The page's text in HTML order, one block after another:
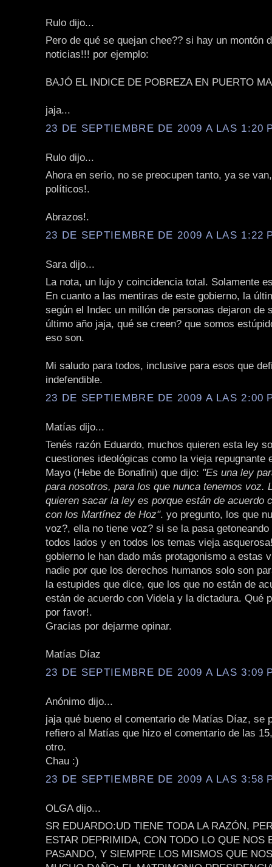
Rulo dijo...
Pero de qué se quejan chee?? si hay un montón
noticias!!! por ejemplo:
BAJÓ EL INDICE DE POBREZA EN PUERTO
jaja...
23 DE SEPTIEMBRE DE 2009 A LAS 1:20
Rulo dijo...
Ahora en serio, no se preocupen tanto, ya se
políticos!.
Abrazos!.
23 DE SEPTIEMBRE DE 2009 A LAS 1:22
Sara dijo...
La nota, un lujo y coincidencia total. Solamente
En cuanto a las mentiras de este gobierno, la
según el Indec un millón de personas dejaron de
último año jaja, qué se creen? que somos
eso son.
Mi saludo para todos, inclusive para esos que
indefendible.
23 DE SEPTIEMBRE DE 2009 A LAS 2:00
Matías dijo...
Tenés razón Eduardo, muchos quieren esta ley
cuestiones ideológicas como la vieja repugnante
Mayo (Hebe de Bonafini) que dijo: "Es una ley
para nosotros, para los que nunca tenemos voz.
quieren sacar la ley es porque están de acuerdo
con los Martínez de Hoz". yo pregunto, los que
voz?, ella no tiene voz? si se la pasa
todos lados y en todos los temas vieja
gobierno le han dado más protagonismo a estas
nadie por que los derechos humanos solo son
la estupides que dice, que los que no están de
están de acuerdo con Videla y la dictadura. Qué
por favor!.
Gracias por dejarme opinar.
Matías Díaz
23 DE SEPTIEMBRE DE 2009 A LAS 3:09
Anónimo dijo...
jaja qué bueno el comentario de Matías Díaz, se
refiero al Matías que hizo el comentario de las
otro.
Chau :)
23 DE SEPTIEMBRE DE 2009 A LAS 3:58
OLGA dijo...
SR EDUARDO:UD TIENE TODA LA RAZÓN,
ESTAR DEPRIMIDA, CON TODO LO QUE NOS
PASANDO, Y SIEMPRE LOS MISMOS QUE